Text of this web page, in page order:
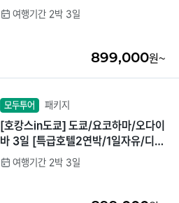
여행기간 2박 3일
899,000원~
모두투어 패키지
[호캉스in도쿄] 도쿄/요코하마/오다이
바 3일 [특급호텔2연박/1일자유/디즈
니선택가능]
여행기간 2박 3일